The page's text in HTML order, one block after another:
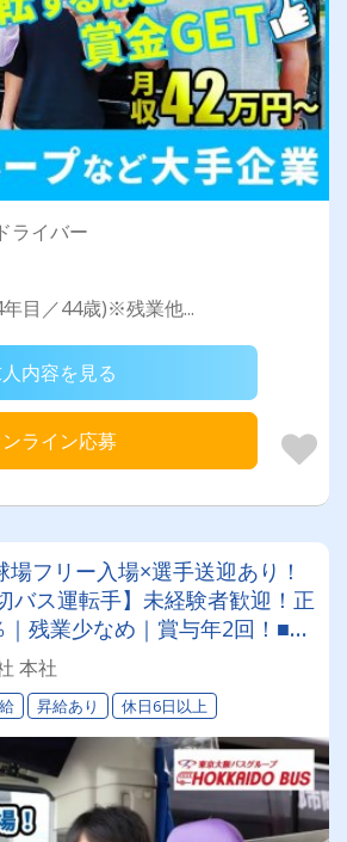
ライバー
目／44歳)※残業他...
内容を見る
ライン応募
場フリー入場×選手送迎あり！
バス運転手】未経験者歓迎！正
残業少なめ｜賞与年2回！■従
両400台。全国に展開する東
グループ会社です！
本社
昇給あり 休日6日以上